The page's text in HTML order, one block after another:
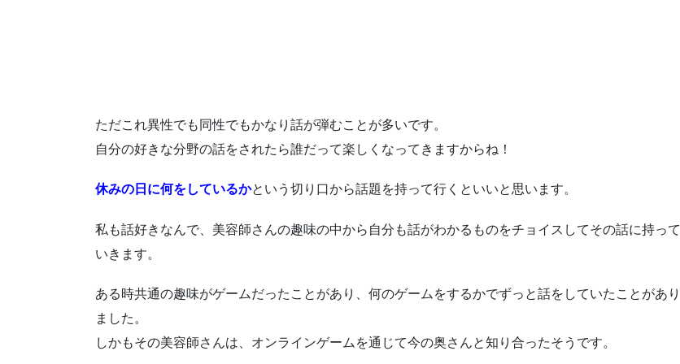
ただこれ異性でも同性でもかなり話が弾むことが多いです。
自分の好きな分野の話をされたら誰だって楽しくなってきますからね！
休みの日に何をしているかという切り口から話題を持って行くといいと思います。
私も話好きなんで、美容師さんの趣味の中から自分も話がわかるものをチョイスしてその話に持って
いきます。
ある時共通の趣味がゲームだったことがあり、何のゲームをするかでずっと話をしていたことがあり
ました。
しかもその美容師さんは、オンラインゲームを通じて今の奥さんと知り合ったそうです。